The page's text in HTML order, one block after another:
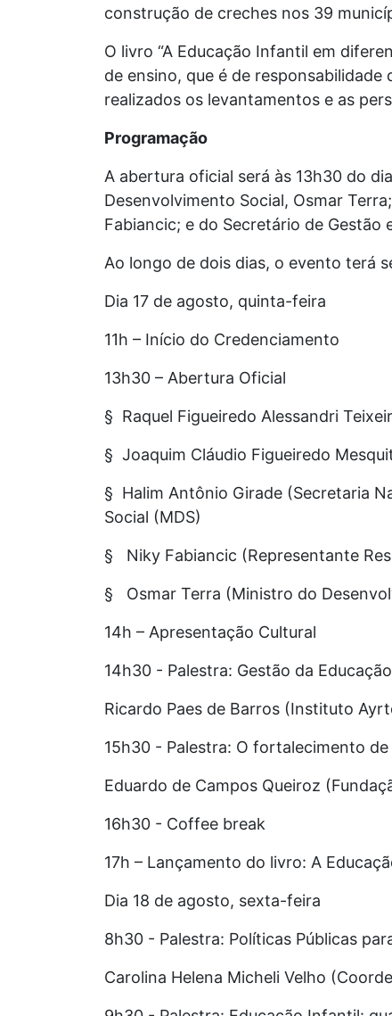
construção de creches nos 39
O livro “A Educação Infantil em
de ensino, que é de
realizados os levantamentos e as
Programação
A abertura oficial será às 13h30 do
Desenvolvimento Social, Osmar
Fabiancic; e do Secretário de Gestão
Ao longo de dois dias, o evento terá
Dia 17 de agosto, quinta-feira
11h – Início do Credenciamento
13h30 – Abertura Oficial
§ Raquel Figueiredo Alessandri
§ Joaquim Cláudio Figueiredo
§ Halim Antônio Girade (Secretaria
Social (MDS)
§ Niky Fabiancic (Representante
§ Osmar Terra (Ministro do
14h – Apresentação Cultural
14h30 - Palestra: Gestão da
Ricardo Paes de Barros (Instituto
15h30 - Palestra: O fortalecimento
Eduardo de Campos Queiroz
16h30 - Coffee break
17h – Lançamento do livro: A
Dia 18 de agosto, sexta-feira
8h30 - Palestra: Políticas Públicas
Carolina Helena Micheli Velho